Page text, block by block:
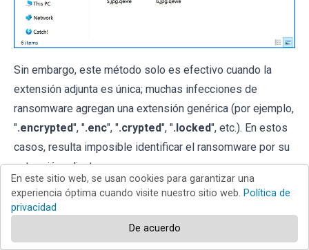
Sin embargo, este método solo es efectivo cuando la
extensión adjunta es única; muchas infecciones de
ransomware agregan una extensión genérica (por ejemplo,
".encrypted", ".enc", ".crypted", ".locked", etc.). En estos
casos, resulta imposible identificar el ransomware por su
extensión adjunta.
Una de las formas más fáciles y rápidas de identificar una
infección de ransomware es utilizar elsitio web ID
En este sitio web, se usan cookies para garantizar una
experiencia óptima cuando visite nuestro sitio web. Política de
privacidad
De acuerdo